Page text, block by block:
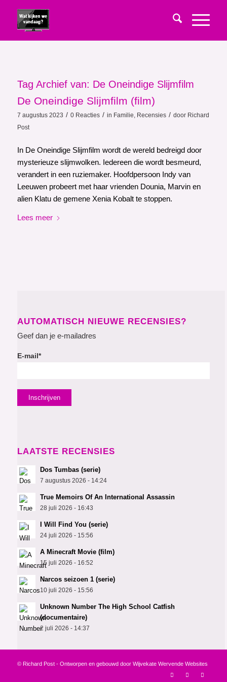
Tag Archief van: De Oneindige Slijmfilm
De Oneindige Slijmfilm (film)
7 augustus 2023 / 0 Reacties / in Familie, Recensies / door Richard
Post
In De Oneindige Slijmfilm wordt de wereld bedreigd door
mysterieuze slijmwolken. Iedereen die wordt besmeurd,
verandert in een ruziemaker. Hoofdpersoon Indy van
Leeuwen probeert met haar vrienden Dounia, Marvin en
alien Klatu de gemene Xenia Kobalt te stoppen.
Lees meer
AUTOMATISCH NIEUWE RECENSIES?
Geef dan je e-mailadres
E-mail*
LAATSTE RECENSIES
Dos Tumbas (serie)
7 augustus 2026 - 14:24
True Memoirs Of An International Assassin
28 juli 2026 - 16:43
I Will Find You (serie)
24 juli 2026 - 15:56
A Minecraft Movie (film)
15 juli 2026 - 16:52
Narcos seizoen 1 (serie)
10 juli 2026 - 15:56
Unknown Number The High School Catfish
(documentaire)
2 juli 2026 - 14:37
© Richard Post - Ontworpen en gebouwd door Wijvekate Wervende Websites